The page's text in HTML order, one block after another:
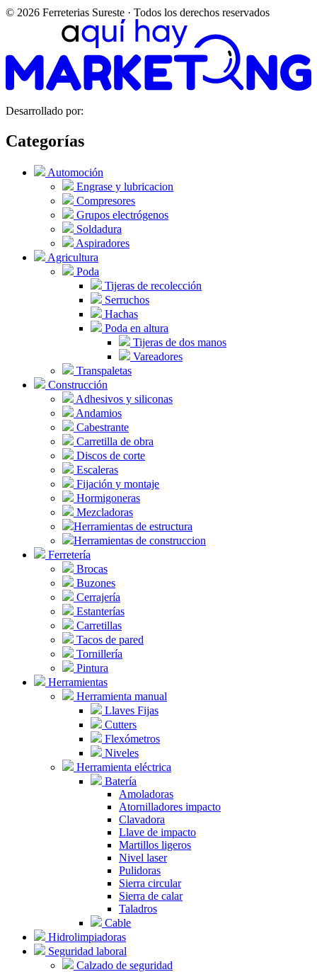
© 2026 Ferreterias Sureste · Todos los derechos reservados
Desarrollado por:
Categorías
Automoción
Engrase y lubricacion
Compresores
Grupos electrógenos
Soldadura
Aspiradores
Agricultura
Poda
Tijeras de recolección
Serruchos
Hachas
Poda en altura
Tijeras de dos manos
Vareadores
Transpaletas
Construcción
Adhesivos y siliconas
Andamios
Cabestrante
Carretilla de obra
Discos de corte
Escaleras
Fijación y montaje
Hormigoneras
Mezcladoras
Herramientas de estructura
Herramientas de construccion
Ferretería
Brocas
Buzones
Cerrajería
Estanterías
Carretillas
Tacos de pared
Tornillería
Pintura
Herramientas
Herramienta manual
Llaves Fijas
Cutters
Flexómetros
Niveles
Herramienta eléctrica
Batería
Amoladoras
Atornilladores impacto
Clavadora
Llave de impacto
Martillos ligeros
Nivel laser
Pulidoras
Sierra circular
Sierra de calar
Taladros
Cable
Hidrolimpiadoras
Seguridad laboral
Calzado de seguridad